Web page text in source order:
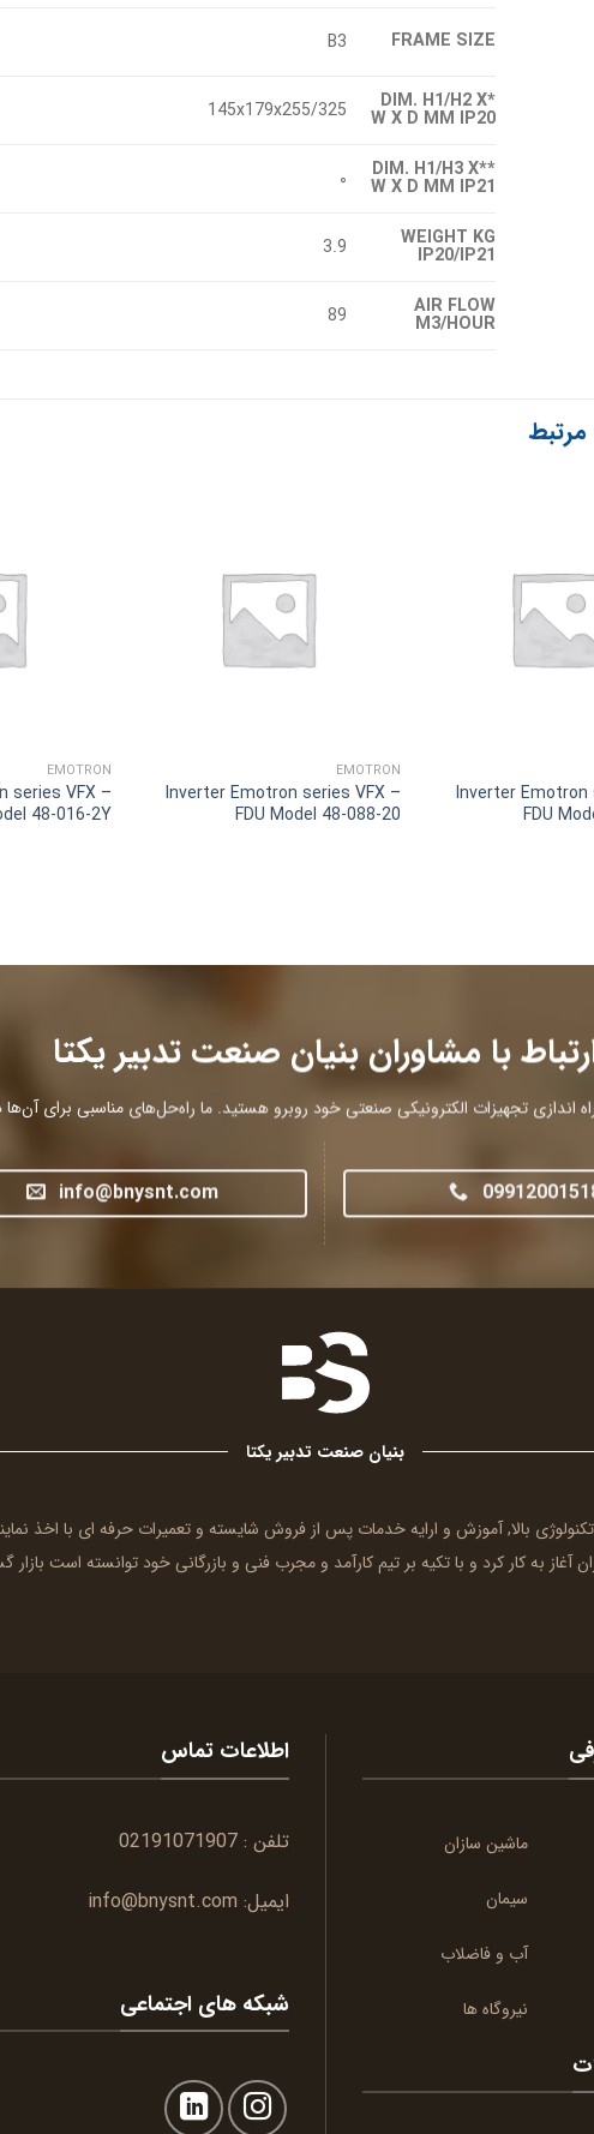
FRAME SIZE
B3
*DIM. H1/H2 X
W X D MM IP20
145x179x255/325
**DIM. H1/H3 X
W X D MM IP21 ۰
WEIGHT KG
IP20/IP21
3.9
AIR FLOW
M3/HOUR
89
Inverter Emotron
FDU
EMOTRON
Inverter Emotron series VFX –
FDU Model 48-088-20
EMOTRON
series VFX –
48-016-2Y
با مشاوران بنیان صنعت تدبیر یکتا
اندازی تجهیزات الکترونیکی صنعتی خود روبرو هستید. ما راه‌حل‌های مناسبی برای آن‌ها
info@bnysnt.com
بنیان صنعت تدبیر یکتا
بالا, آموزش و ارایه خدمات پس از فروش شایسته و تعمیرات حرفه ای با اخذ
به کار کرد و با تکیه بر تیم کارآمد و مجرب فنی و بازرگانی خود توانسته است بازار
ماشین سازان
سیمان
آب و فاضلاب
نیروگاه ها
اطلاعات تماس
تلفن : 02191071907
ایمیل: info@bnysnt.com
شبکه های اجتماعی